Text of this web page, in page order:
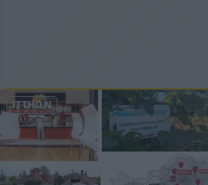
ITTHON